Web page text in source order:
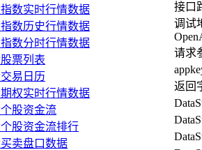
数实时行情数据
数历史行情数据
数分时行情数据
票列表
易日历
权实时行情数据
股资金流
股资金流排行
卖盘口数据
接口
调试
请求
返回